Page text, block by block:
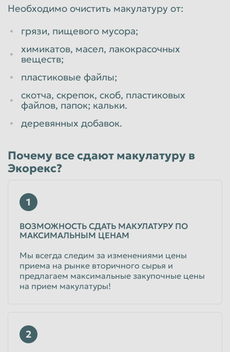
Необходимо очистить макулатуру от:
грязи, пищевого мусора;
химикатов, масел, лакокрасочных
веществ;
пластиковые файлы;
скотча, скрепок, скоб, пластиковых
файлов, папок; кальки.
деревянных добавок.
Почему все сдают макулатуру в
Экорекс?
1
ВОЗМОЖНОСТЬ СДАТЬ МАКУЛАТУРУ ПО
МАКСИМАЛЬНЫМ ЦЕНАМ
Мы всегда следим за изменениями цены
приема на рынке вторичного сырья и
предлагаем максимальные закупочные цены
на прием макулатуры!
2